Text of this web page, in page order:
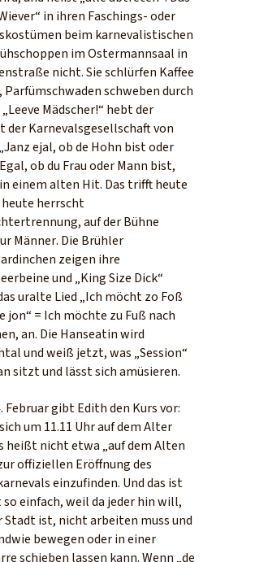
in ihren Faschings- oder
beim karnevalistischen
im Ostermannsaal in
nicht. Sie schlürfen Kaffee
Parfümschwaden schweben durch
„Leeve Mädscher!“ hebt der
der Karnevalsgesellschaft von
ejal, ob de Hohn bist oder
ob du Frau oder Mann bist,
einem alten Hit. Das trifft heute
herrscht
auf der Bühne
Männer. Die Brühler
zeigen ihre
und „King Size Dick“
uralte Lied „Ich möcht zo Foß
jon“ = Ich möchte zu Fuß nach
an. Die Hanseatin wird
und weiß jetzt, was „Session“
sitzt und lässt sich amüsieren.
Februar gibt Edith den Kurs vor:
um 11.11 Uhr auf dem Alter
heißt nicht etwa „auf dem Alten
offiziellen Eröffnung des
einzufinden. Und das ist
einfach, weil da jeder hin will,
Stadt ist, nicht arbeiten muss und
bewegen oder in einer
schieben lassen kann. Wenn „de